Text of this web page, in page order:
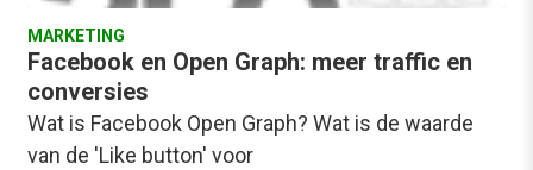
MARKETING
Facebook en Open Graph: meer traffic en
conversies
Wat is Facebook Open Graph? Wat is de waarde
van de 'Like button' voor